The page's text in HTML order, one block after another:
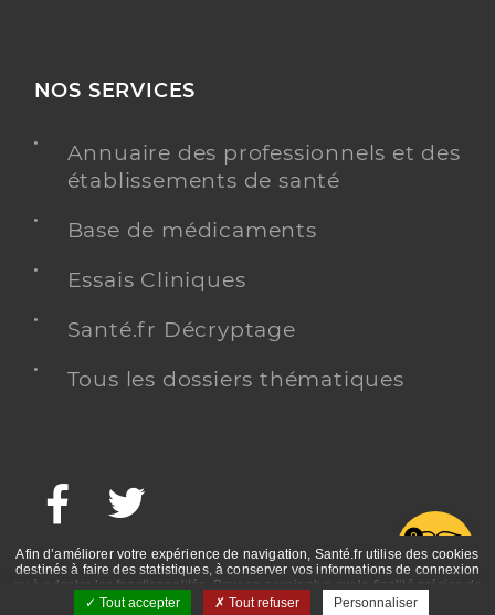
NOS SERVICES
Annuaire des professionnels et des
établissements de santé
Base de médicaments
Essais Cliniques
Santé.fr Décryptage
Tous les dossiers thématiques
Facebook
Afin d’améliorer votre expérience de navigation, Santé.fr utilise des cookies
destinés à faire des statistiques, à conserver vos informations de connexion
ou à adapter les fonctionnalités. Pour en savoir plus sur la finalité précise de
ces cookies, nous vous invitons à prendre connaissance de la politique de
Tout accepter Tout refuser Personnaliser